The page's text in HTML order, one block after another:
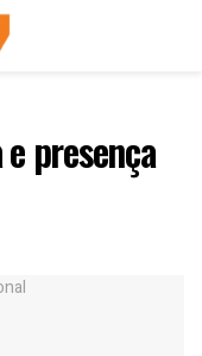
presença